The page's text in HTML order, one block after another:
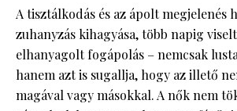
A tisztálkodás és az ápolt megjelenés
zuhanyzás kihagyása, több napig
elhanyagolt fogápolás – nemcsak
hanem azt is sugallja, hogy az illető
magával vagy másokkal. A nők nem